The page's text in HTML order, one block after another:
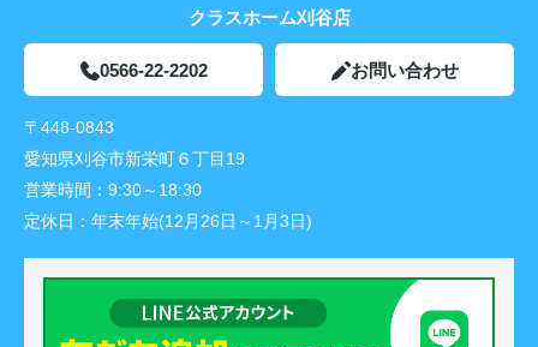
クラスホーム刈谷店
0566-22-2202 お問い合わせ
〒448-0843
愛知県刈谷市新栄町６丁目19
営業時間： 9:30～18:30
定休日： 年末年始(12月26日～1月3日)